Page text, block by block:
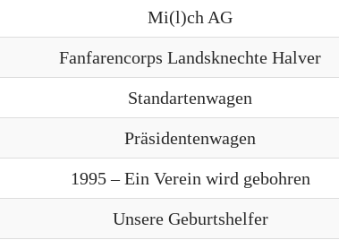
Mi(l)ch AG
Fanfarencorps Landsknechte Halver
Standartenwagen
Präsidentenwagen
1995 – Ein Verein wird gebohren
Unsere Geburtshelfer